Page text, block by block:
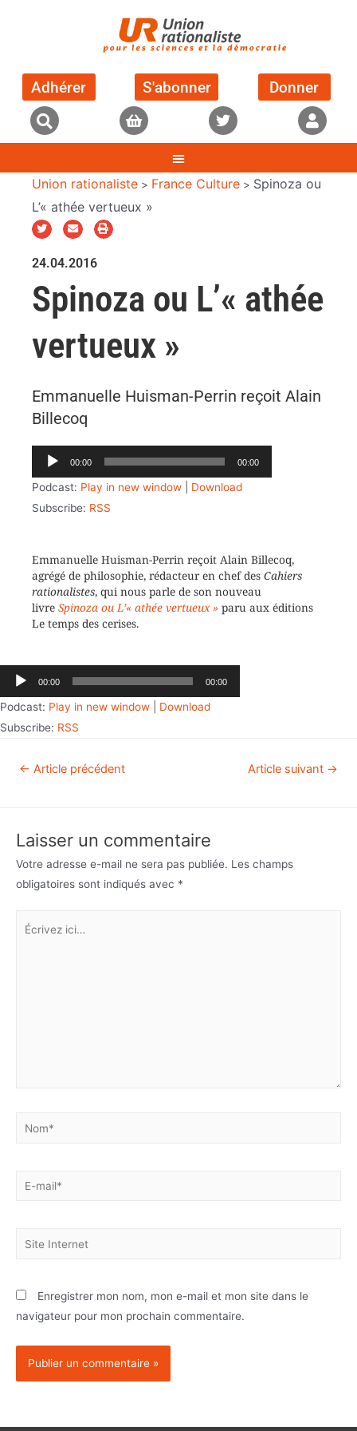
Adhérer S'abonner Donner
Union rationaliste > France Culture > Spinoza ou
L’« athée vertueux »
24.04.2016
Spinoza ou L’« athée
vertueux »
Emmanuelle Huisman-Perrin reçoit Alain
Billecoq
Lecteur
audio
00:00 00:00
Podcast: Play in new window
Download
Subscribe: RSS
Emmanuelle Huisman-Perrin reçoit Alain Billecoq,
agrégé de philosophie, rédacteur en chef des Cahiers
rationalistes, qui nous parle de son nouveau
livre Spinoza ou L’« athée vertueux » paru aux éditions
Le temps des cerises.
Lecteur
00:00 00:00
Podcast: Play in new window
Download
Subscribe: RSS
← Article précédent Article suivant →
Laisser un commentaire
Votre adresse e-mail ne sera pas publiée. Les champs
obligatoires sont indiqués avec *
Enregistrer mon nom, mon e-mail et mon site dans le
navigateur pour mon prochain commentaire.